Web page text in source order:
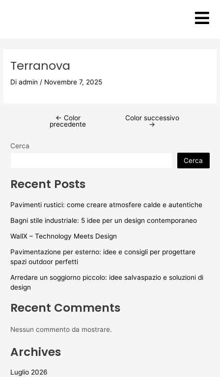
Terranova
Diadmin / Novembre 7, 2025
← Color
precedente
Color successivo
→
Cerca
Cerca
Recent Posts
Pavimenti rustici: come creare atmosfere calde e autentiche
Bagni stile industriale: 5 idee per un design contemporaneo
WallX – Technology Meets Design
Pavimentazione per esterno: idee e consigli per progettare
spazi outdoor perfetti
Arredare un soggiorno piccolo: idee salvaspazio e soluzioni di
design
Recent Comments
Nessun commento da mostrare.
Archives
Luglio 2026